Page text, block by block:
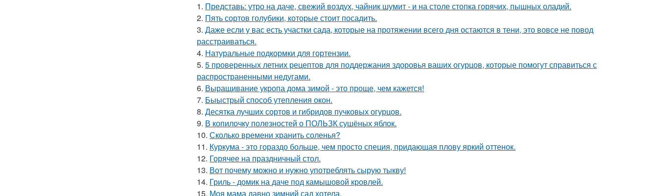
1. Представь: утро на даче, свежий воздух, чайник шумит - и на столе стопка горячих, пышных оладий.
2. Пять сортов голубики, которые стоит посадить.
3. Даже если у вас есть участки сада, которые на протяжении всего дня остаются в тени, это вовсе не повод
расстраиваться.
4. Натуральные подкормки для гортензии.
5. 5 проверенных летних рецептов для поддержания здоровья ваших огурцов, которые помогут справиться с
распространенными недугами.
6. Выращивание укропа дома зимой - это проще, чем кажется!
7. Быыстрый способ утепления окон.
8. Десятка лучших сортов и гибридов пучковых огурцов.
9. В копилочку полезностей о ПОЛЬЗК сушёных яблок.
10. Сколько времени хранить соленья?
11. Куркума - это гораздо больше, чем просто специя, придающая плову яркий оттенок.
12. Горячее на праздничный стол.
13. Вот почему можно и нужно употреблять сырую тыкву!
14. Гриль - домик на даче под камышовой кровлей.
15. Моя мама давно зимний сад хотела.